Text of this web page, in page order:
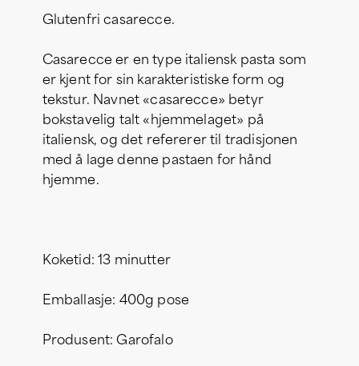
Glutenfri casarecce.
Casarecce er en type italiensk pasta som
er kjent for sin karakteristiske form og
tekstur. Navnet «casarecce» betyr
bokstavelig talt «hjemmelaget» på
italiensk, og det refererer til tradisjonen
med å lage denne pastaen for hånd
hjemme.
Koketid: 13 minutter
Emballasje: 400g pose
Produsent: Garofalo